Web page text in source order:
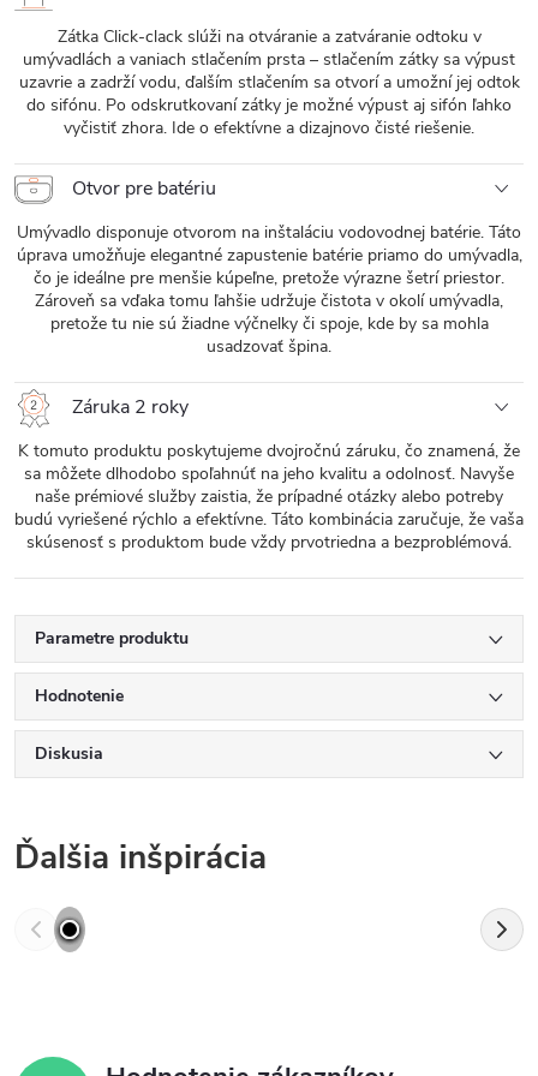
Zátka Click-clack slúži na otváranie a zatváranie odtoku v
umývadlách a vaniach stlačením prsta – stlačením zátky sa výpust
uzavrie a zadrží vodu, ďalším stlačením sa otvorí a umožní jej odtok
do sifónu. Po odskrutkovaní zátky je možné výpust aj sifón ľahko
vyčistiť zhora. Ide o efektívne a dizajnovo čisté riešenie.
Otvor pre batériu
Umývadlo disponuje otvorom na inštaláciu vodovodnej batérie. Táto
úprava umožňuje elegantné zapustenie batérie priamo do umývadla,
čo je ideálne pre menšie kúpeľne, pretože výrazne šetrí priestor.
Zároveň sa vďaka tomu ľahšie udržuje čistota v okolí umývadla,
pretože tu nie sú žiadne výčnelky či spoje, kde by sa mohla
usadzovať špina.
Záruka 2 roky
K tomuto produktu poskytujeme dvojročnú záruku, čo znamená, že
sa môžete dlhodobo spoľahnúť na jeho kvalitu a odolnosť. Navyše
naše prémiové služby zaistia, že prípadné otázky alebo potreby
budú vyriešené rýchlo a efektívne. Táto kombinácia zaručuje, že vaša
skúsenosť s produktom bude vždy prvotriedna a bezproblémová.
Parametre produktu
Hodnotenie
Diskusia
Ďalšia inšpirácia